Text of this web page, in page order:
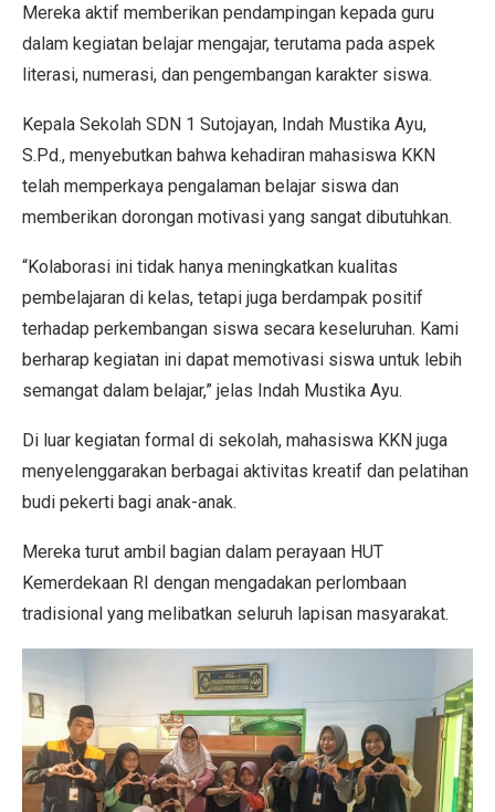
Mereka aktif memberikan pendampingan kepada guru
dalam kegiatan belajar mengajar, terutama pada aspek
literasi, numerasi, dan pengembangan karakter siswa.
Kepala Sekolah SDN 1 Sutojayan, Indah Mustika Ayu,
S.Pd., menyebutkan bahwa kehadiran mahasiswa KKN
telah memperkaya pengalaman belajar siswa dan
memberikan dorongan motivasi yang sangat dibutuhkan.
“Kolaborasi ini tidak hanya meningkatkan kualitas
pembelajaran di kelas, tetapi juga berdampak positif
terhadap perkembangan siswa secara keseluruhan. Kami
berharap kegiatan ini dapat memotivasi siswa untuk lebih
semangat dalam belajar,” jelas Indah Mustika Ayu.
Di luar kegiatan formal di sekolah, mahasiswa KKN juga
menyelenggarakan berbagai aktivitas kreatif dan pelatihan
budi pekerti bagi anak-anak.
Mereka turut ambil bagian dalam perayaan HUT
Kemerdekaan RI dengan mengadakan perlombaan
tradisional yang melibatkan seluruh lapisan masyarakat.